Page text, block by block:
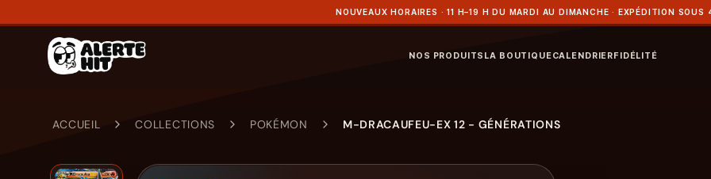
NOUVEAUX HORAIRES · 11 H–19 H DU MARDI AU DIMANCHE · EXPÉDITION SOUS
NOS PRODUITS LA BOUTIQUECALENDRIERFIDÉLITÉ
ACCUEIL COLLECTIONS POKÉMON M-DRACAUFEU-EX 12 - GÉNÉRATIONS